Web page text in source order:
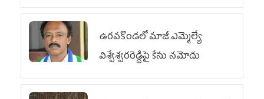
ఉరవకొండలో మాజీ ఎమ్మెల్యే
విశ్వేశ్వరరెడ్డిపై కేసు న‌మోదు